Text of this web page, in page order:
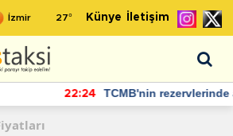
27° Künye İletişim
artan momentum devam ediyor